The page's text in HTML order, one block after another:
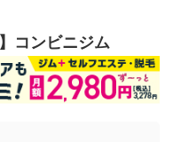
】コンビニジム